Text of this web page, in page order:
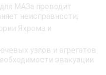
МАЗа проводит
неисправности;
Яхрома и
узлов и агрегатов
эвакуации